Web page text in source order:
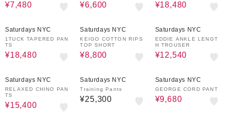
¥7,480 ¥6,600 ¥18,480
Saturdays NYC
1TUCK TAPERED PAN
TS
¥18,480
Saturdays NYC
KEIGO COTTON RIPS
TOP SHORT
¥8,800
Saturdays NYC
EDDIE ANKLE LENGT
H TROUSER
¥12,540
Saturdays NYC
RELAXED CHINO PAN
TS
¥15,400
Saturdays NYC
Training Pants
¥25,300
Saturdays NYC
GEORGE CORD PANT
¥9,680